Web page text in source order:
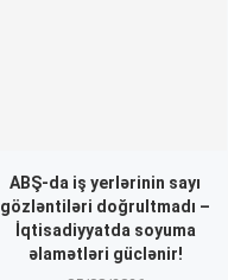
ABŞ-da iş yerlərinin sayı
gözləntiləri doğrultmadı –
İqtisadiyyatda soyuma
əlamətləri güclənir!